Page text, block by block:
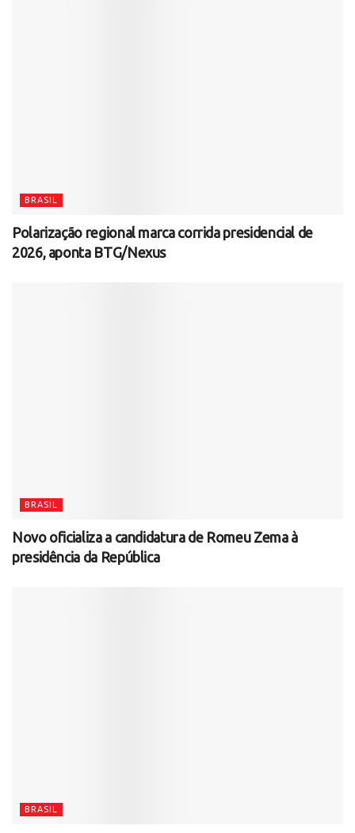
BRASIL
Polarização regional marca corrida presidencial de
2026, aponta BTG/Nexus
BRASIL
Novo oficializa a candidatura de Romeu Zema à
presidência da República
BRASIL